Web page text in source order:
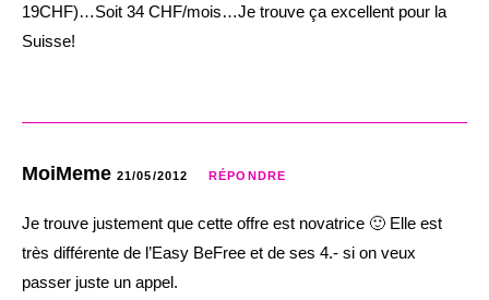
19CHF)…Soit 34 CHF/mois…Je trouve ça excellent pour la
Suisse!
MoiMeme 21/05/2012 RÉPONDRE
Je trouve justement que cette offre est novatrice 🙂 Elle est
très différente de l’Easy BeFree et de ses 4.- si on veux
passer juste un appel.